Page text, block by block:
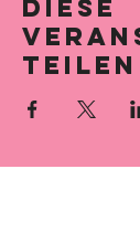
Diese
teilen